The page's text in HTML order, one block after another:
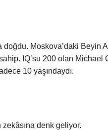
doğdu. Moskova’daki Beyin
IQ’su 200 olan Michael
10 yaşındaydı.
denk geliyor.